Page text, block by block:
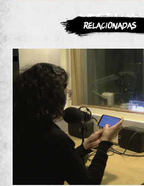
ASOCIATE
Relacionadas